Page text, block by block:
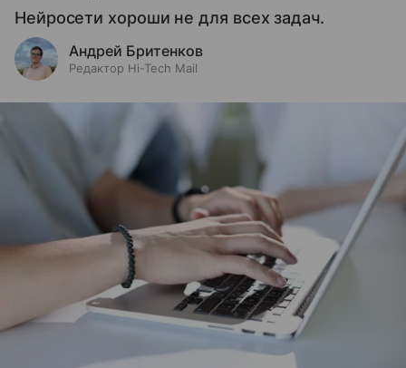
Нейросети хороши не для всех задач.
Андрей Бритенков
Редактор Hi-Tech Mail